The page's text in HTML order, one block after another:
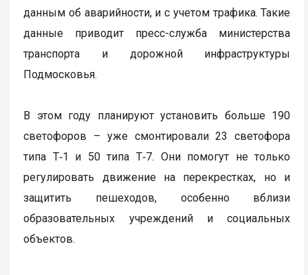
данным об аварийности, и с учетом трафика. Такие
данные приводит пресс-служба министерства
транспорта и дорожной инфраструктуры
Подмосковья.
В этом году планируют установить больше 190
светофоров – уже смонтировали 23 светофора
типа Т‑1 и 50 типа Т‑7. Они помогут не только
регулировать движение на перекрестках, но и
защитить пешеходов, особенно вблизи
образовательных учреждений и социальных
объектов.